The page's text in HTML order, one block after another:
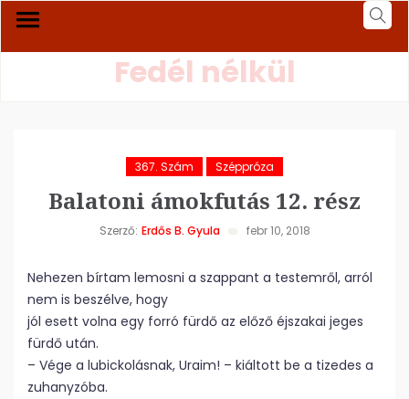
Fedél nélkül
367. Szám Széppróza
Balatoni ámokfutás 12. rész
Szerző: Erdős B. Gyula febr 10, 2018
Nehezen bírtam lemosni a szappant a testemről, arról
nem is beszélve, hogy
jól esett volna egy forró fürdő az előző éjszakai jeges
fürdő után.
– Vége a lubickolásnak, Uraim! – kiáltott be a tizedes a
zuhanyzóba.